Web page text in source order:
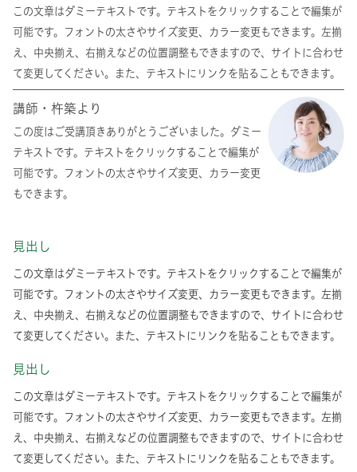
この文章はダミーテキストです。テキストをクリックすることで編集が
可能です。フォントの太さやサイズ変更、カラー変更もできます。左揃
え、中央揃え、右揃えなどの位置調整もできますので、サイトに合わせ
て変更してください。また、テキストにリンクを貼ることもできます。
講師・杵築より
この度はご受講頂きありがとうございました。ダミー
テキストです。テキストをクリックすることで編集が
可能です。フォントの太さやサイズ変更、カラー変更
もできます。
見出し
この文章はダミーテキストです。テキストをクリックすることで編集が
可能です。フォントの太さやサイズ変更、カラー変更もできます。左揃
え、中央揃え、右揃えなどの位置調整もできますので、サイトに合わせ
て変更してください。また、テキストにリンクを貼ることもできます。
見出し
この文章はダミーテキストです。テキストをクリックすることで編集が
可能です。フォントの太さやサイズ変更、カラー変更もできます。左揃
え、中央揃え、右揃えなどの位置調整もできますので、サイトに合わせ
て変更してください。また、テキストにリンクを貼ることもできます。